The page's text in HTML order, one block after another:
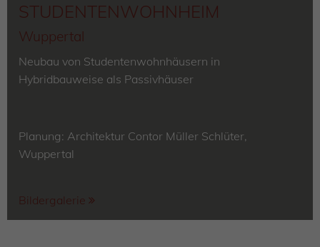
STUDENTENWOHNHEIM
Wuppertal
Neubau von Studentenwohnhäusern in
Hybridbauweise als Passivhäuser
Planung: Architektur Contor Müller Schlüter,
Wuppertal
Bildergalerie